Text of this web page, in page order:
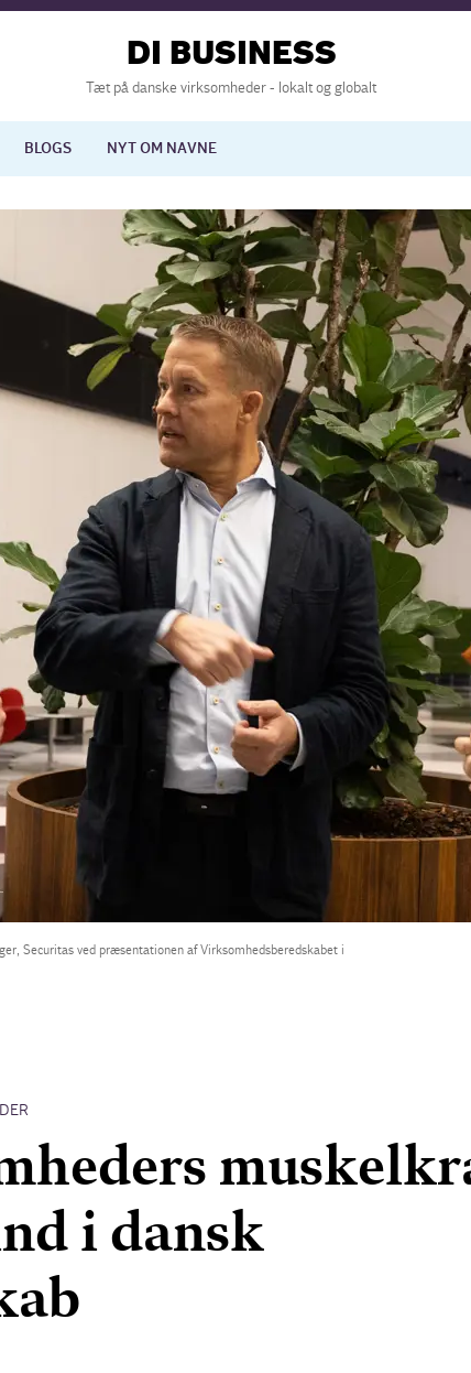
DI BUSINESS
Tæt på danske virksomheder - lokalt og globalt
BLOGS NYT OM NAVNE
International økonomi
Europapolitik
Securitas ved præsentationen af Virksomhedsberedskabet i
i dansk